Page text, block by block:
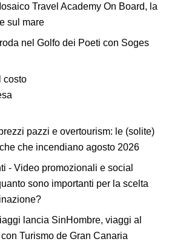
Travel Academy On Board, la
sul mare
nel Golfo dei Poeti con Soges
costo
pazzi e overtourism: le (solite)
che incendiano agosto 2026
- Video promozionali e social
sono importanti per la scelta
lancia SinHombre, viaggi al
Turismo de Gran Canaria